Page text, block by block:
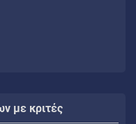
με κριτές